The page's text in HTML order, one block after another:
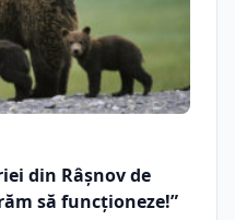
din Râşnov de
să funcționeze!”